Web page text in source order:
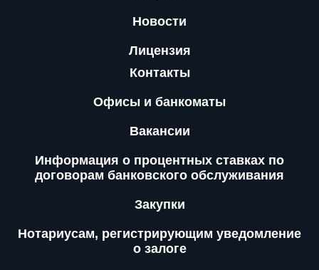
Новости
Лицензия
Контакты
Офисы и банкоматы
Вакансии
Информация о процентных ставках по
договорам банковского обслуживания
Закупки
Нотариусам, регистрирующим уведомление
о залоге